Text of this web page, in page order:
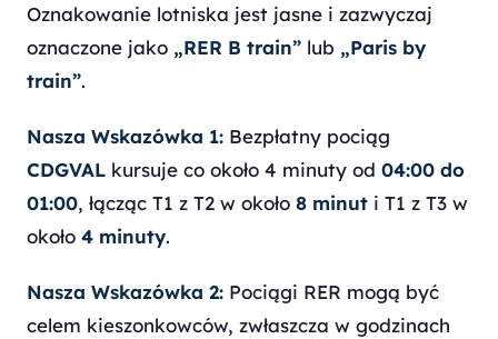
Oznakowanie lotniska jest jasne i zazwyczaj
oznaczone jako „RER B train” lub „Paris by
train”.
Nasza Wskazówka 1: Bezpłatny pociąg
CDGVAL kursuje co około 4 minuty od 04:00 do
01:00, łącząc T1 z T2 w około 8 minut i T1 z T3 w
około 4 minuty.
Nasza Wskazówka 2: Pociągi RER mogą być
celem kieszonkowców, zwłaszcza w godzinach